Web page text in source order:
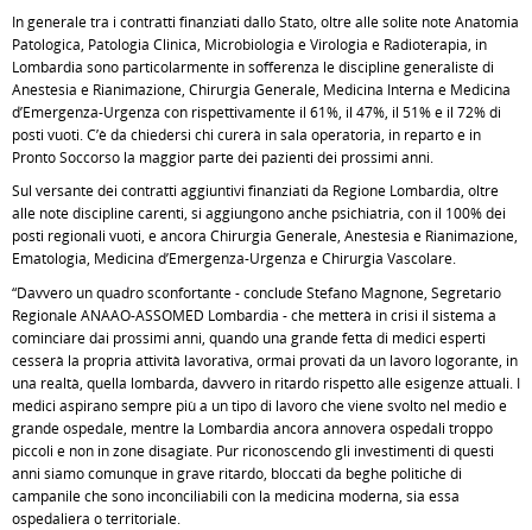
In generale tra i contratti finanziati dallo Stato, oltre alle solite note Anatomia
Patologica, Patologia Clinica, Microbiologia e Virologia e Radioterapia, in
Lombardia sono particolarmente in sofferenza le discipline generaliste di
Anestesia e Rianimazione, Chirurgia Generale, Medicina Interna e Medicina
d’Emergenza-Urgenza con rispettivamente il 61%, il 47%, il 51% e il 72% di
posti vuoti. C’è da chiedersi chi curerà in sala operatoria, in reparto e in
Pronto Soccorso la maggior parte dei pazienti dei prossimi anni.
Sul versante dei contratti aggiuntivi finanziati da Regione Lombardia, oltre
alle note discipline carenti, si aggiungono anche psichiatria, con il 100% dei
posti regionali vuoti, e ancora Chirurgia Generale, Anestesia e Rianimazione,
Ematologia, Medicina d’Emergenza-Urgenza e Chirurgia Vascolare.
“Davvero un quadro sconfortante - conclude Stefano Magnone, Segretario
Regionale ANAAO-ASSOMED Lombardia - che metterà in crisi il sistema a
cominciare dai prossimi anni, quando una grande fetta di medici esperti
cesserà la propria attività lavorativa, ormai provati da un lavoro logorante, in
una realtà, quella lombarda, davvero in ritardo rispetto alle esigenze attuali. I
medici aspirano sempre più a un tipo di lavoro che viene svolto nel medio e
grande ospedale, mentre la Lombardia ancora annovera ospedali troppo
piccoli e non in zone disagiate. Pur riconoscendo gli investimenti di questi
anni siamo comunque in grave ritardo, bloccati da beghe politiche di
campanile che sono inconciliabili con la medicina moderna, sia essa
ospedaliera o territoriale.